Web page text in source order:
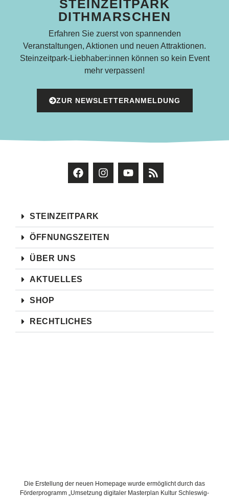
STEINZEITPARK
DITHMARSCHEN
Erfahren Sie zuerst von spannenden
Veranstaltungen, Aktionen und neuen Attraktionen.
Steinzeitpark-Liebhaber:innen können so kein Event
mehr verpassen!
ZUR NEWSLETTERANMELDUNG
STEINZEITPARK
ÖFFNUNGSZEITEN
ÜBER UNS
AKTUELLES
SHOP
RECHTLICHES
Die Erstellung der neuen Homepage wurde ermöglicht durch das
Förderprogramm „Umsetzung digitaler Masterplan Kultur Schleswig-